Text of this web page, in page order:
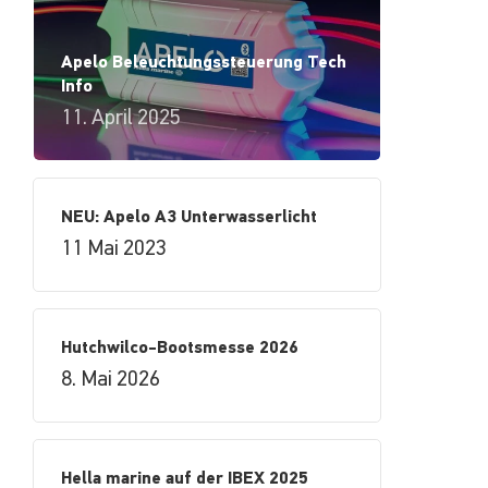
Apelo Beleuchtungssteuerung Tech
Info
11. April 2025
NEU: Apelo A3 Unterwasserlicht
11 Mai 2023
Hutchwilco-Bootsmesse 2026
8. Mai 2026
Hella marine auf der IBEX 2025